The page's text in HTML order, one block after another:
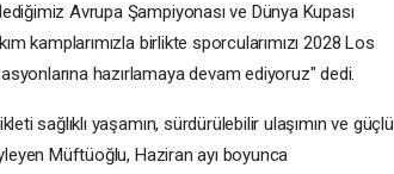
Avrupa Şampiyonası ve Dünya Kupası
kamplarımızla birlikte sporcularımızı 2028 Los
hazırlamaya devam ediyoruz" dedi.
sağlıklı yaşamın, sürdürülebilir ulaşımın ve güçlü
Müftüoğlu, Haziran ayı boyunca